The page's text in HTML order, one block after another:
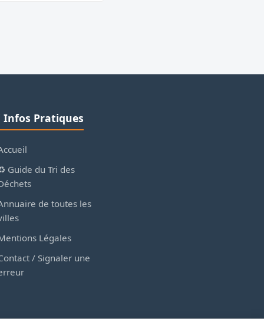
Infos Pratiques
Guide du Tri des
de toutes les
Légales
/ Signaler une